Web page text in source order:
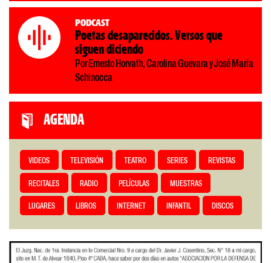
Podcast
Poetas desaparecidos. Versos que
siguen diciendo
Por Ernesto Horvath, Carolina Guevara y José María
Schinocca
AGENDA
VIDEOS TELEVISIÓN TEATRO SERIES REVISTAS
RECITALES RADIO PELÍCULAS MUESTRAS
LUGARES LIBROS INTERNET INFANTIL DISCOS